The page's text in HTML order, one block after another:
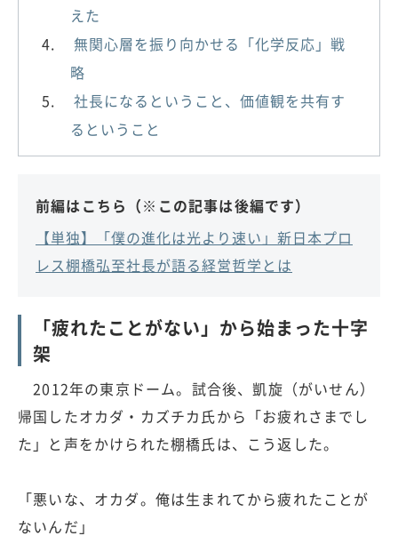
えた
無関心層を振り向かせる「化学反応」戦
略
社長になるということ、価値観を共有す
るということ
前編はこちら（※この記事は後編です）
【単独】「僕の進化は光より速い」新日本プロ
レス棚橋弘至社長が語る経営哲学とは
「疲れたことがない」から始まった十字
架
2012年の東京ドーム。試合後、凱旋（がいせん）
帰国したオカダ・カズチカ氏から「お疲れさまでし
た」と声をかけられた棚橋氏は、こう返した。
「悪いな、オカダ。俺は生まれてから疲れたことが
ないんだ」